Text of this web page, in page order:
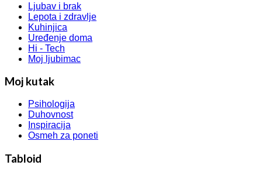
Ljubav i brak
Lepota i zdravlje
Kuhinjica
Uređenje doma
Hi - Tech
Moj ljubimac
Moj kutak
Psihologija
Duhovnost
Inspiracija
Osmeh za poneti
Tabloid